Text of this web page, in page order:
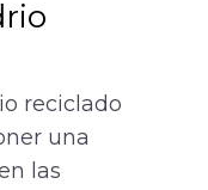
reciclado
una
las